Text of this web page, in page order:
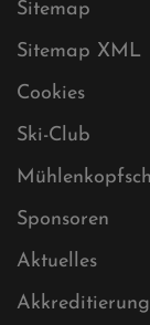
Datenschutz
Impressum
Sitemap
Sitemap XML
Cookies